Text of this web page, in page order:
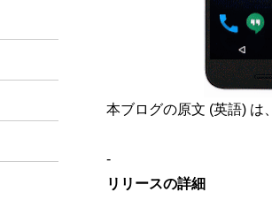
本ブログの原文 (英語) は、
-
リリースの詳細